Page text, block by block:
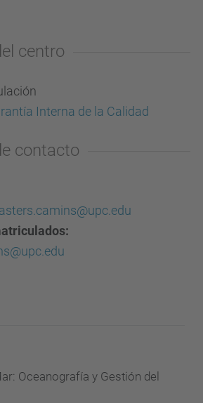
centro
Interna de la Calidad
contacto
Oceanografía y Gestión del